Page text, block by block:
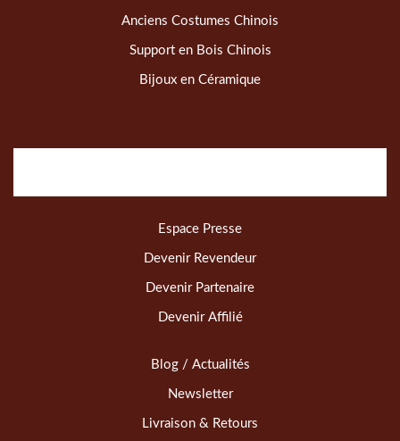
Anciens Costumes Chinois
Support en Bois Chinois
Bijoux en Céramique
Espace Presse
Devenir Revendeur
Devenir Partenaire
Devenir Affilié
Blog / Actualités
Newsletter
Livraison & Retours